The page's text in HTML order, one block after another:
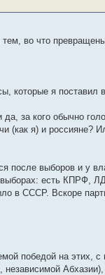
во что
которые я поставил
за кого обычно
(как я) и россияне?
после выборов и у
есть КПРФ,
в СССР. Вскоре
победой на этих, с